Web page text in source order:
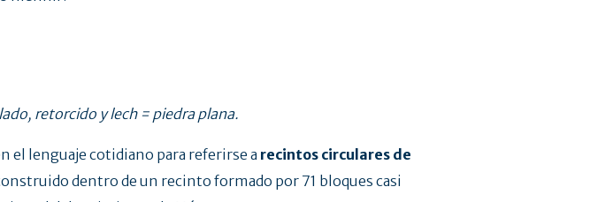
retorcido y lech = piedra plana.
el lenguaje cotidiano para referirse a recintos circulares de
dentro de un recinto formado por 71 bloques casi